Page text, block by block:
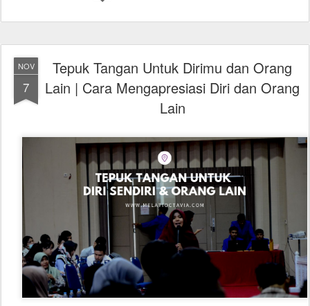
NOV
7
Tepuk Tangan Untuk Dirimu dan Orang
Lain | Cara Mengapresiasi Diri dan Orang
Lain